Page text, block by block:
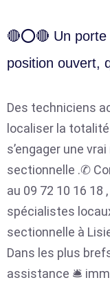
🔴⭕🔴 Un porte
position ouvert,
Des techniciens
localiser la
s’engager une
sectionnelle .✆
au 09 72 10 16
spécialistes
sectionnelle à
Dans les plus
assistance 🛎️